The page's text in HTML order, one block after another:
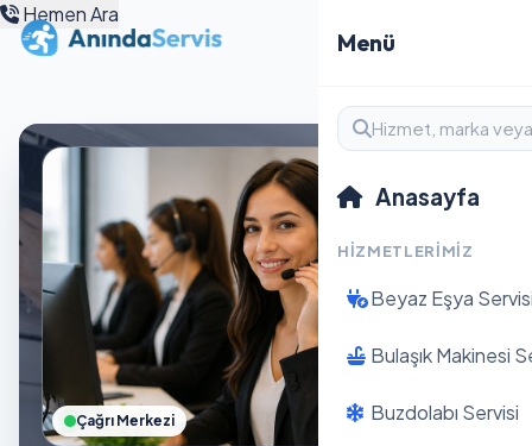
Menü
Anasayfa
HIZMETLERIMIZ
Beyaz Eşya
Bulaşık Makinesi
Buzdolabı Servisi
Hemen Ara
Çağrı Merkezi